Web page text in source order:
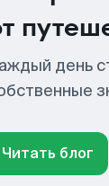
день
Читать блог